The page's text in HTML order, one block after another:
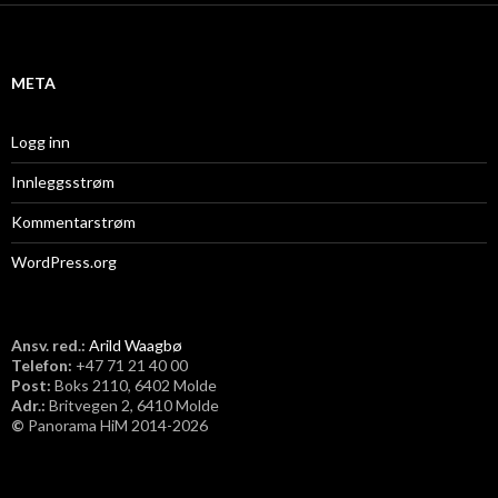
i
META
Logg inn
Innleggsstrøm
Kommentarstrøm
WordPress.org
Ansv. red.: Arild Waagbø
Telefon: ​+47 71 21 40 00
Post: Boks 2110, 6402 Molde
Adr.: Britvegen 2, 6410 Molde
© Panorama HiM 2014-2026